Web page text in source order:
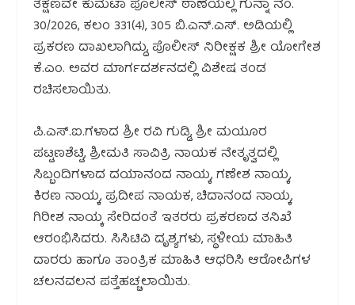
ತಕ್ಷಣವೇ ಕುಮಟಾ ಪೊಲೀಸ್ ಠಾಣೆಯಲ್ಲಿ ಗುನ್ನಾ ನಂ.
30/2026, ಕಲಂ 331(4), 305 ಬಿ.ಎನ್.ಎಸ್. ಅಡಿಯಲ್ಲಿ
ಪ್ರಕರಣ ದಾಖಲಾಗಿದ್ದು, ಪೊಲೀಸ್ ನಿರೀಕ್ಷಕ ಶ್ರೀ ಯೋಗೇಶ
ಕೆ.ಎಂ. ಅವರ ಮಾರ್ಗದರ್ಶನದಲ್ಲಿ ವಿಶೇಷ ತಂಡ
ರಚಿಸಲಾಯಿತು.
ಪಿ.ಎಸ್.ಐ.ಗಳಾದ ಶ್ರೀ ರವಿ ಗುಡ್ಡಿ, ಶ್ರೀ ಮಯೂರ
ಪಟ್ಟಣಶೆಟ್ಟಿ, ಶ್ರೀಮತಿ ಸಾವಿತ್ರಿ ನಾಯಕ ನೇತೃತ್ವದಲ್ಲಿ
ಸಿಬ್ಬಂದಿಗಳಾದ ದಯಾನಂದ ನಾಯ್ಕ, ಗಣೇಶ ನಾಯ್ಕ,
ಕಿರಣ ನಾಯ್ಕ, ಪ್ರದೀಪ ನಾಯಕ, ಚಿದಾನಂದ ನಾಯ್ಕ,
ಗಿರೀಶ ನಾಯ್ಕ ಸೇರಿದಂತೆ ಇತರರು ಪ್ರಕರಣದ ತನಿಖೆ
ಆರಂಭಿಸಿದರು. ಸಿಸಿಟಿವಿ ದೃಶ್ಯಗಳು, ಸ್ಥಳೀಯ ಮಾಹಿತಿ
ದಾರರು ಹಾಗೂ ತಾಂತ್ರಿಕ ಮಾಹಿತಿ ಆಧರಿಸಿ ಆರೋಪಿಗಳ
ಚಲನವಲನ ಪತ್ತೆಹಚ್ಚಲಾಯಿತು.